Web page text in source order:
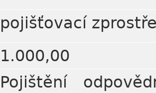
pojišťovací
1.000,00
Pojištění